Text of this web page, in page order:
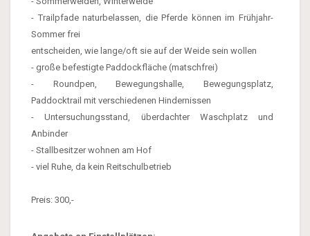
- Trailpfade naturbelassen, die Pferde können im Frühjahr-
Sommer frei
entscheiden, wie lange/oft sie auf der Weide sein wollen
- große befestigte Paddockfläche (matschfrei)
- Roundpen, Bewegungshalle, Bewegungsplatz,
Paddocktrail mit verschiedenen Hindernissen
- Untersuchungsstand, überdachter Waschplatz und
Anbinder
- Stallbesitzer wohnen am Hof
- viel Ruhe, da kein Reitschulbetrieb
Preis: 300,-